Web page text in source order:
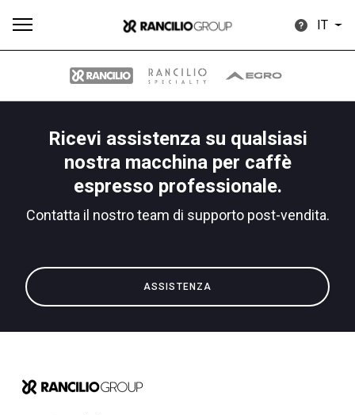
IT
Ricevi assistenza su qualsiasi
nostra macchina per caffè
espresso professionale.
Contatta il nostro team di supporto post-vendita.
ASSISTENZA
Download
Brand
News